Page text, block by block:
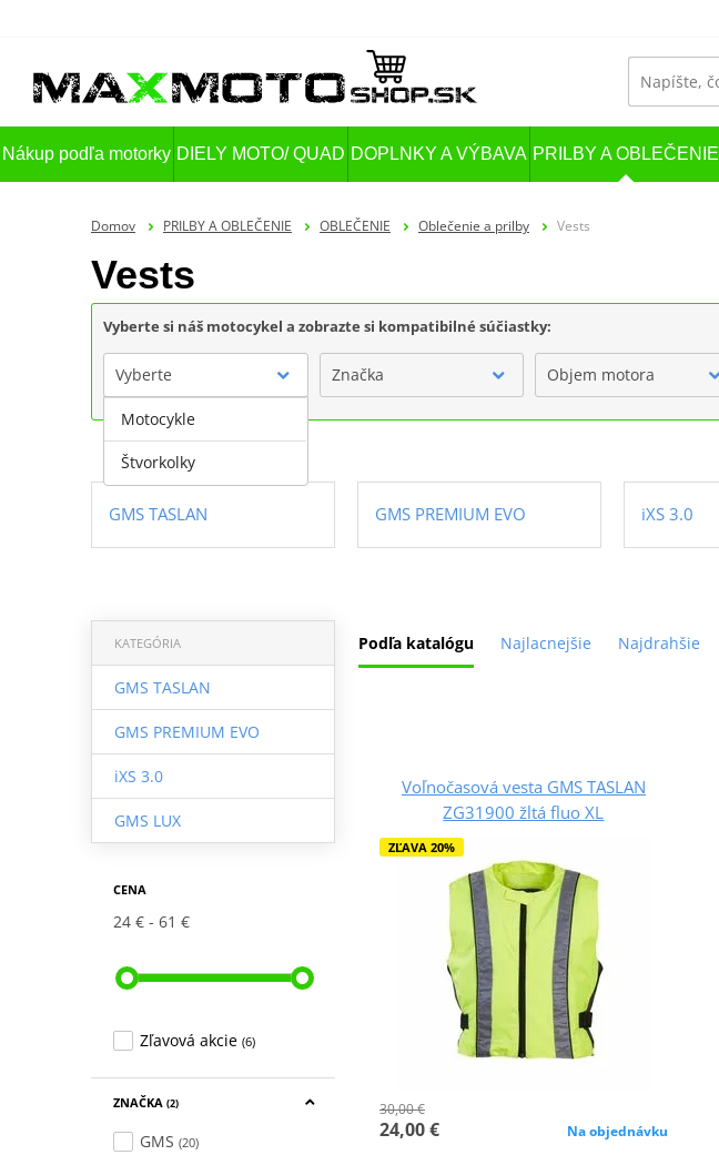
Nákup podľa motorky DIELY MOTO/ QUAD DOPLNKY A VÝBAVA PRILBY A OBLEČENIE
Domov PRILBY A OBLEČENIE OBLEČENIE Oblečenie a prilby Vests
Vests
Vyberte si náš motocykel a zobrazte si kompatibilné súčiastky:
Vyberte Značka Objem motora
GMS TASLAN GMS PREMIUM EVO iXS 3.0
Podľa katalógu Najlacnejšie Najdrahšie
KATEGÓRIA
GMS TASLAN
GMS PREMIUM EVO
iXS 3.0
GMS LUX
CENA
24 € 61 €
Zľavová akcie (6)
ZNAČKA (2)
GMS (20)
Voľnočasová vesta GMS TASLAN
ZG31900 žltá fluo XL
ZĽAVA 20%
30,00 €
24,00 € Na objednávku
Motocykle
Štvorkolky